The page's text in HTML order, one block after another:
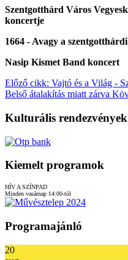
Szentgotthárd Város
koncertje
1664 - Avagy a szentgotthárdi
Nasip Kismet Band koncert
Előző cikk: Vajtó és a Világ -
Belső átalakítás miatt zárva
Kulturális
Kiemelt programok
HÍV A SZÍNPAD
Minden vasárnap 14:00-tól
Programajánló
20